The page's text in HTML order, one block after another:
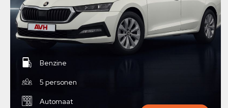
Benzine
5 personen
Automaat